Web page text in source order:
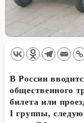
В России
общественного
билета или
I группы,